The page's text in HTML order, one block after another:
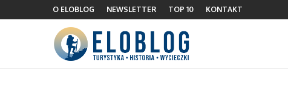
O ELOBLOG NEWSLETTER TOP 10 KONTAKT